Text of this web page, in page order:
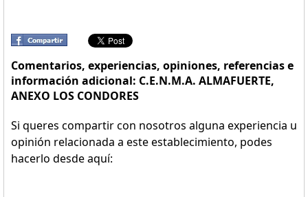
Comentarios, experiencias, opiniones, referencias e
información adicional: C.E.N.M.A. ALMAFUERTE,
ANEXO LOS CONDORES
Si queres compartir con nosotros alguna experiencia u
opinión relacionada a este establecimiento, podes
hacerlo desde aquí: